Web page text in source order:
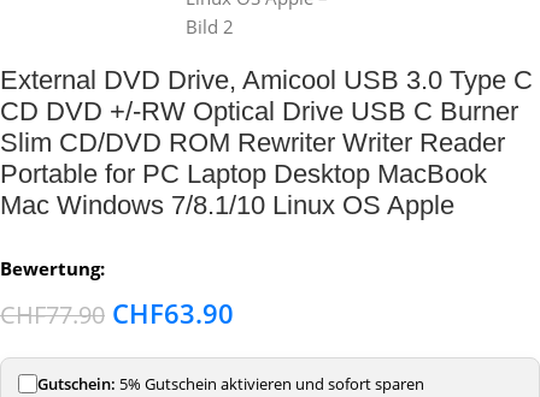
External DVD Drive, Amicool USB 3.0 Type C
CD DVD +/-RW Optical Drive USB C Burner
Slim CD/DVD ROM Rewriter Writer Reader
Portable for PC Laptop Desktop MacBook
Mac Windows 7/8.1/10 Linux OS Apple
Bewertung:
CHF77.90 CHF63.90
Gutschein: 5% Gutschein aktivieren und sofort sparen